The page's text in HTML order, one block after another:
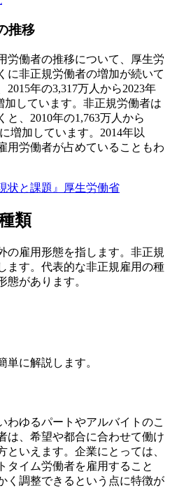
推移
労働者の推移について、厚生労
に非正規労働者の増加が続いて
年の3,317万人から2023年
加しています。非正規労働者は
と、2010年の1,763万人から
増加しています。2014年以
用労働者が占めていることもわ
状と課題』厚生労働省
類
の雇用形態を指します。非正規
ます。代表的な非正規雇用の種
態があります。
単に解説します。
わゆるパートやアルバイトのこ
は、希望や都合に合わせて働け
といえます。企業にとっては、
タイム労働者を雇用すること
く調整できるという点に特徴が